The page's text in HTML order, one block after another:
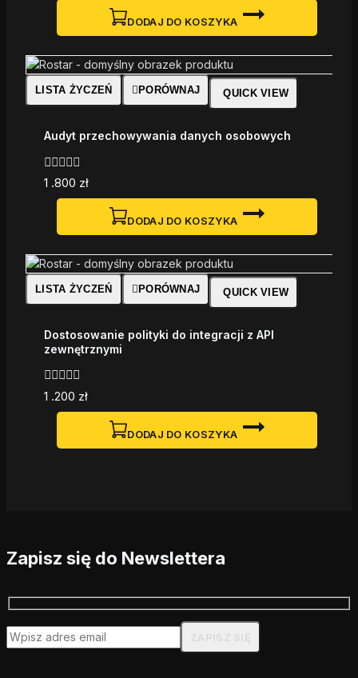
DODAJ DO KOSZYKA
LISTA ŻYCZEŃ PORÓWNAJ QUICK VIEW
Audyt przechowywania danych osobowych
01 .800 zł
DODAJ DO KOSZYKA
LISTA ŻYCZEŃ PORÓWNAJ QUICK VIEW
Dostosowanie polityki do integracji z API
zewnętrznymi
01 .200 zł
DODAJ DO KOSZYKA
Zapisz się do Newslettera